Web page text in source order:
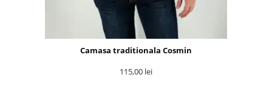
Camasa traditionala Cosmin
115,00 lei